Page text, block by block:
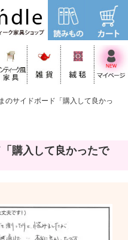
のサイドボード「購入して良かっ
購入して良かったで